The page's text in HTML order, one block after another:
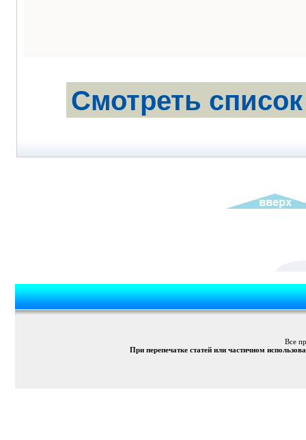
Смотреть
Все
При перепечатке статей или частичном